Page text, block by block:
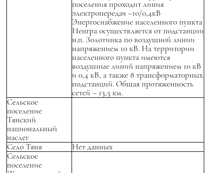
поселения проходит линия
электропередач –10/0,4кВ
Энергоснабжение населенного пункта
Иенгра осуществляется от подстанции
н.п. Золотинка по воздушной линии
напряжением 10 кВ. На территории
населенного пункта имеются
воздушные линий напряжением 10 кВ
и 0,4 кВ, а также 8 трансформаторных
подстанций. Общая протяженность
сетей – 13,5 км.
Сельское
поселение
Тянский
национальный
наслег
Село Тяня
Нет данных
Сельское
поселение